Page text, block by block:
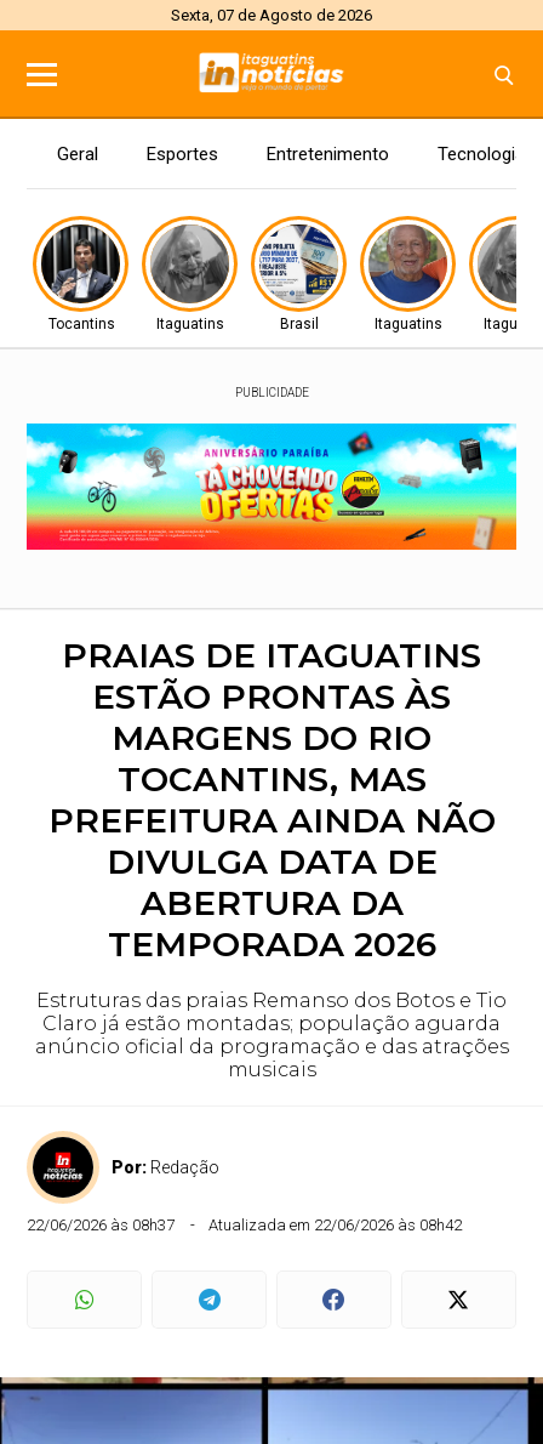
Sexta, 07 de Agosto de 2026
Geral Esportes Entretenimento Tecnologia
Tocantins Itaguatins Brasil Itaguatins
PUBLICIDADE
PRAIAS DE ITAGUATINS
ESTÃO PRONTAS ÀS
MARGENS DO RIO
TOCANTINS, MAS
PREFEITURA AINDA NÃO
DIVULGA DATA DE
ABERTURA DA
TEMPORADA 2026
Estruturas das praias Remanso dos Botos e Tio
Claro já estão montadas; população aguarda
anúncio oficial da programação e das atrações
musicais
Por: Redação
22/06/2026 às 08h37 Atualizada em 22/06/2026 às 08h42